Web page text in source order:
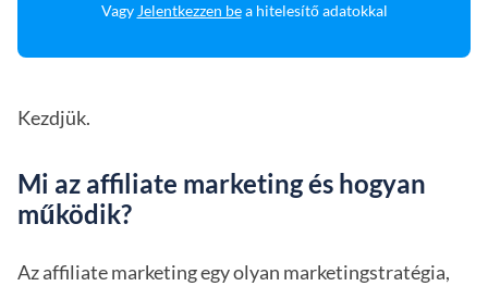
Vagy Jelentkezzen bea hitelesítő adatokkal
Kezdjük.
Mi az affiliate marketing és hogyan
működik?
Az affiliate marketing egy olyan marketingstratégia,